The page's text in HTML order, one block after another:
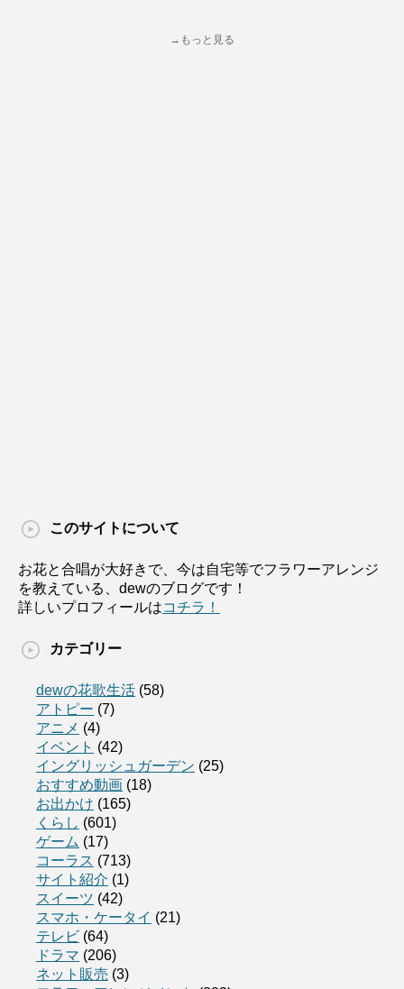
→もっと見る
このサイトについて
お花と合唱が大好きで、今は自宅等でフラワーアレンジ
を教えている、dewのブログです！
詳しいプロフィールはコチラ！
カテゴリー
dewの花歌生活 (58)
アトピー (7)
アニメ (4)
イベント (42)
イングリッシュガーデン (25)
おすすめ動画 (18)
お出かけ (165)
くらし (601)
ゲーム (17)
コーラス (713)
サイト紹介 (1)
スイーツ (42)
スマホ・ケータイ (21)
テレビ (64)
ドラマ (206)
ネット販売 (3)